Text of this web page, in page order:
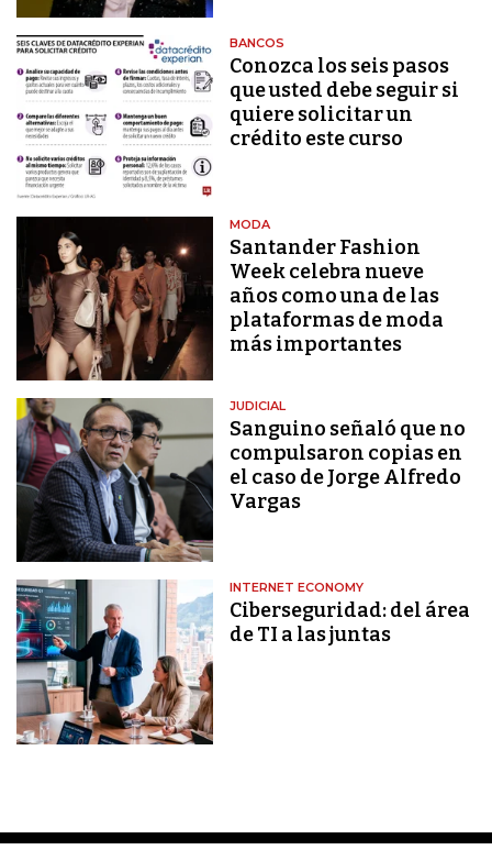
BANCOS
Conozca los seis pasos
que usted debe seguir si
quiere solicitar un
crédito este curso
MODA
Santander Fashion
Week celebra nueve
años como una de las
plataformas de moda
más importantes
JUDICIAL
Sanguino señaló que no
compulsaron copias en
el caso de Jorge Alfredo
Vargas
INTERNET ECONOMY
Ciberseguridad: del área
de TI a las juntas